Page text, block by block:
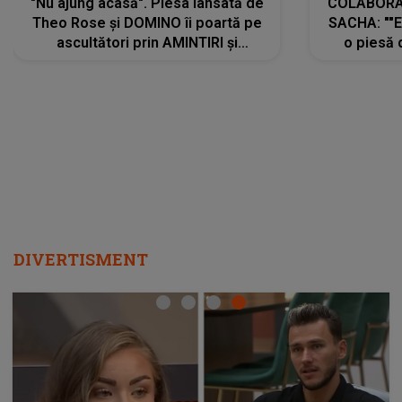
Theo Rose și DOMINO îi poartă pe
ascultători prin AMINTIRI și
SACHA:
o piesă
DIVERTISMENT